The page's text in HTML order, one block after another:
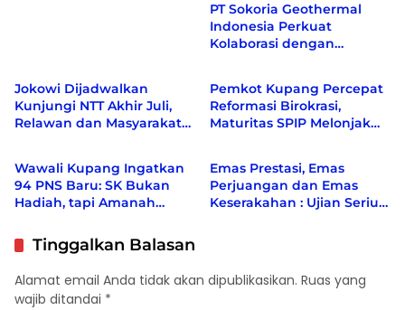
PT Sokoria Geothermal
Indonesia Perkuat
Kolaborasi dengan
Jokowi Dijadwalkan
Kunjungi NTT Akhir Juli,
Relawan dan Masyarakat
Berita
Pemkot Kupang Percepat
Reformasi Birokrasi,
Maturitas SPIP Melonjak
Berita
Wawali Kupang Ingatkan
94 PNS Baru: SK Bukan
Hadiah, tapi Amanah
Berita
Emas Prestasi, Emas
Perjuangan dan Emas
Keserakahan : Ujian Serius
Tinggalkan Balasan
Alamat email Anda tidak akan dipublikasikan. Ruas yang
wajib ditandai *